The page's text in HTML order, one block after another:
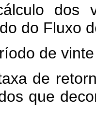
dos
do Fluxo
de
de
que